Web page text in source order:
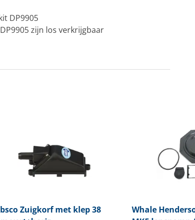
DP9905
zijn los verkrijgbaar
Zuigkorf met klep 38
Whale